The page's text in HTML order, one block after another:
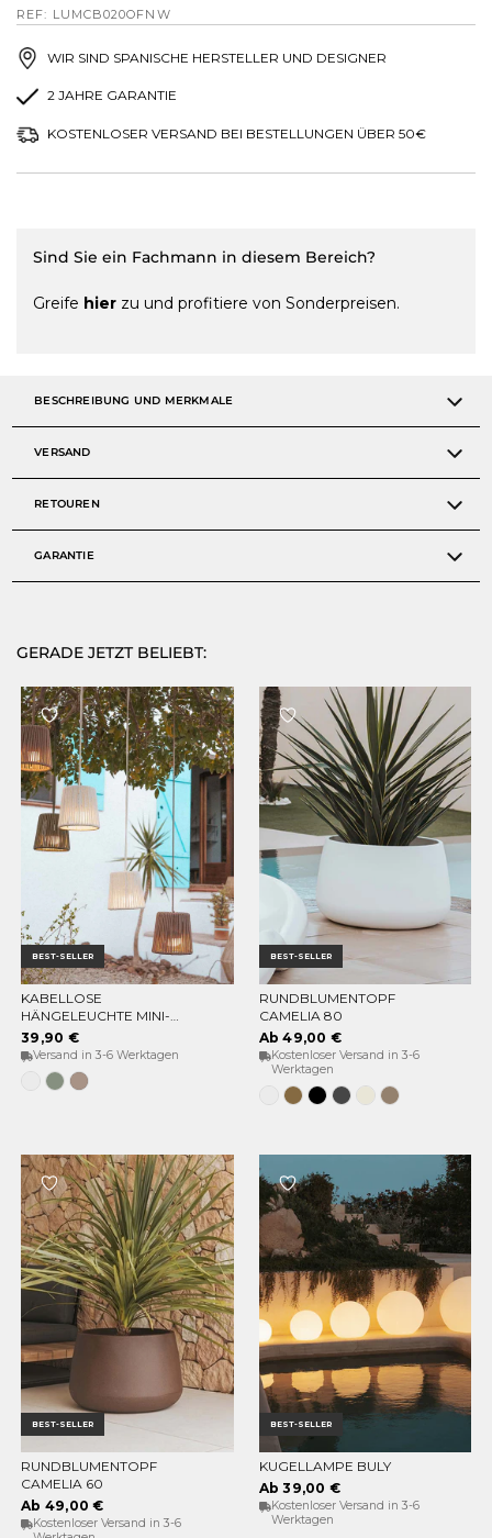
REF: LUMCB020OFNW
WIR SIND SPANISCHE HERSTELLER UND DESIGNER
2 JAHRE GARANTIE
KOSTENLOSER VERSAND BEI BESTELLUNGEN ÜBER 50€
Sind Sie ein Fachmann in diesem Bereich?
Greife hier zu und profitiere von Sonderpreisen.
BESCHREIBUNG UND MERKMALE
VERSAND
RETOUREN
GARANTIE
GERADE JETZT BELIEBT:
BEST-SELLER
OPTIONEN WÄHLEN
KABELLOSE
HÄNGELEUCHTE MINI-
CONTA HANG
39,90 €
Versand in 3-6 Werktagen
WeißWeiches
Grün
Taupe
Grau
BEST-SELLER
OPTIONEN WÄHLEN
RUNDBLUMENTOPF
CAMELIA 80
Ab 49,00 €
Kostenloser Versand in 3-6
Werktagen
WeissBronzeSchwarz
Anthrazit
Opak-
beige
Taupe
BEST-SELLER
OPTIONEN WÄHLEN
RUNDBLUMENTOPF
CAMELIA 60
Ab 49,00 €
Kostenloser Versand in 3-6
BEST-SELLER
OPTIONEN WÄHLEN
KUGELLAMPE BULY
Ab 39,00 €
Kostenloser Versand in 3-6
Werktagen